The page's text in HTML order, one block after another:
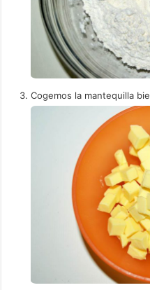
Cogemos la mantequilla